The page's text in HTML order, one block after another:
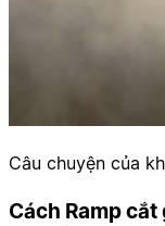
Câu chuyện của
Cách Ramp